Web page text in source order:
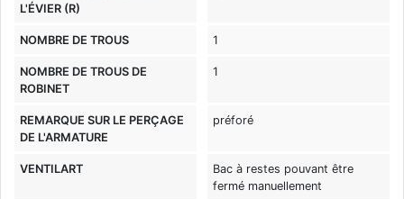
L'ÉVIER (R)
NOMBRE DE TROUS 1
NOMBRE DE TROUS DE
ROBINET
1
REMARQUE SUR LE PERÇAGE
DE L'ARMATURE
préforé
VENTILART
Bac à restes pouvant être
fermé manuellement